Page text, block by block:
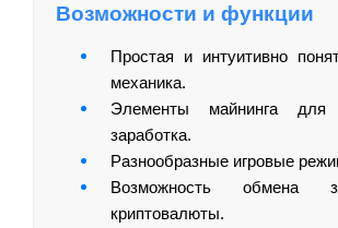
Возможности и функции
Простая и интуитивно
механика.
Элементы майнинга для
заработка.
Разнообразные игровые
Возможность обмена
криптовалюты.